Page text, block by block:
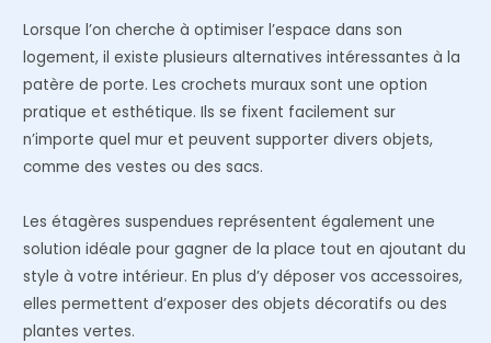
Lorsque l’on cherche à optimiser l’espace dans son
logement, il existe plusieurs alternatives intéressantes à la
patère de porte. Les crochets muraux sont une option
pratique et esthétique. Ils se fixent facilement sur
n’importe quel mur et peuvent supporter divers objets,
comme des vestes ou des sacs.
Les étagères suspendues représentent également une
solution idéale pour gagner de la place tout en ajoutant du
style à votre intérieur. En plus d’y déposer vos accessoires,
elles permettent d’exposer des objets décoratifs ou des
plantes vertes.